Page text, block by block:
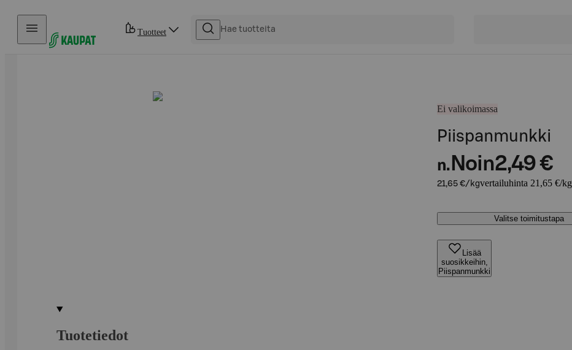
Hyppää sisältöön
Tuotteet
Ei valikoimassa
Piispanmunkki
n. Noin2,49 €
21,65 €/kgvertailuhinta 21,65 €/kg
Valitse toimitustapa
Lisää
suosikkeihin,
Piispanmunkki
Tuotetiedot